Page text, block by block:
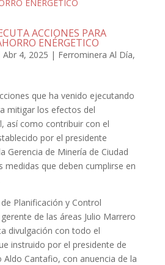
ACCIONES PARA
ENÉRGETICO
Abr 4, 2025 | Ferrominera Al Día,
que ha venido ejecutando
mitigar los efectos del
así como contribuir con el
por el presidente
Gerencia de Minería de Ciudad
medidas que deben cumplirse en
Planificación y Control
de las áreas Julio Marrero
divulgación con todo el
instruido por el presidente de
Cantafio, con anuencia de la